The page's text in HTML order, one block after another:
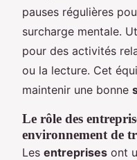
pauses régulières
surcharge mentale.
pour des activités
ou la lecture. Cet
maintenir une bonne
Le rôle des
environnement de
Les entreprises ont